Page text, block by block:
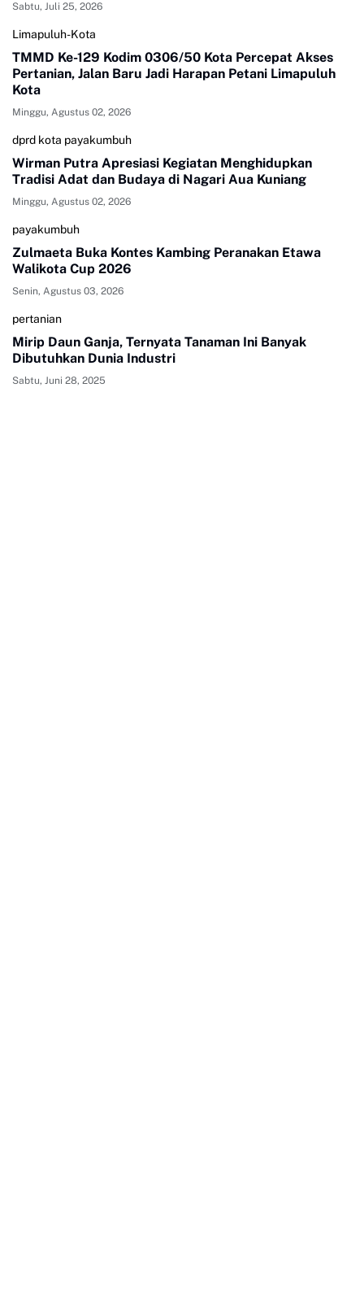
Sabtu, Juli 25, 2026
Limapuluh-Kota
TMMD Ke-129 Kodim 0306/50 Kota Percepat Akses
Pertanian, Jalan Baru Jadi Harapan Petani Limapuluh
Kota
Minggu, Agustus 02, 2026
dprd kota payakumbuh
Wirman Putra Apresiasi Kegiatan Menghidupkan
Tradisi Adat dan Budaya di Nagari Aua Kuniang
Minggu, Agustus 02, 2026
payakumbuh
Zulmaeta Buka Kontes Kambing Peranakan Etawa
Walikota Cup 2026
Senin, Agustus 03, 2026
pertanian
Mirip Daun Ganja, Ternyata Tanaman Ini Banyak
Dibutuhkan Dunia Industri
Sabtu, Juni 28, 2025